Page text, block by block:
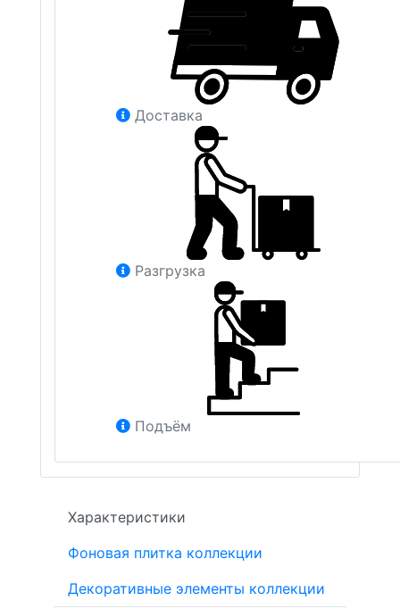
Доставка
Разгрузка
Подъём
Характеристики
Фоновая плитка коллекции
Декоративные элементы коллекции